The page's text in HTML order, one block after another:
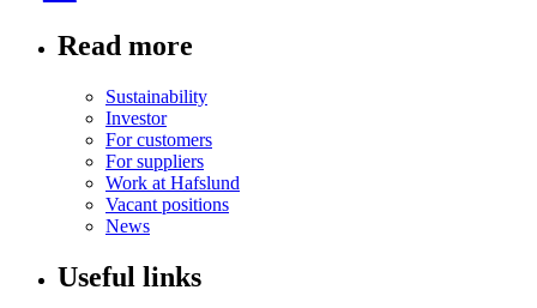
Read more
Sustainability
Investor
For customers
For suppliers
Work at Hafslund
Vacant positions
News
Useful links